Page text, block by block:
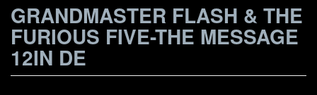
GRANDMASTER FLASH & THE
FURIOUS FIVE-THE MESSAGE
12IN DE